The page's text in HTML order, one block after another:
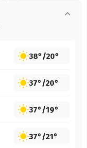
38°/20°
37°/20°
37°/19°
37°/21°